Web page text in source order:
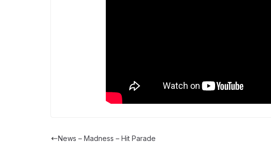
News – Madness – Hit Parade